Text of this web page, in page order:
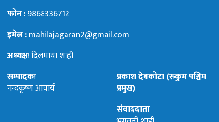
फोन :9868336712
इमेल :mahilajagaran2@gmail.com
अध्यक्षःदिलमाया शाही
सम्पादकः
नन्दकृष्ण आचार्य
प्रकाश देबकोटा (रुकुम पश्चिम
प्रमुख)
संवाददाता